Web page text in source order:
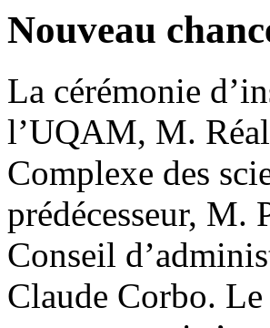
Nouveau
La cérémonie
l’UQAM, M.
Complexe des
prédécesseur, M.
Conseil
Claude Corbo. Le